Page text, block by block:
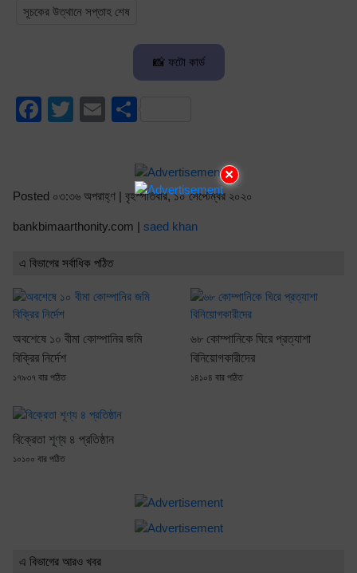
×
সূচকের উত্থানে সপ্তাহ শেষ
📸 ফটো কার্ড
Facebook
TwitterEmail
Posted ০৩:৩৬ অপরাহ্ণ | বৃহস্পতিবার, ১০ সেপ্টেম্বর ২০২০
bankbimaarthonity.com | saed khan
এ বিভাগের সর্বাধিক পঠিত
অবশেষে ১০ বীমা কোম্পানির জমি
বিক্রির নির্দেশ
১৭৯৩৭ বার পঠিত
৬৮ কোম্পানিকে ঘিরে প্রত্যাশা
বিনিয়োগকারীদের
১৪১০৪ বার পঠিত
বিক্রেতা শূণ্য ৪ প্রতিষ্ঠান
১০১০০ বার পঠিত
এ বিভাগের আরও খবর